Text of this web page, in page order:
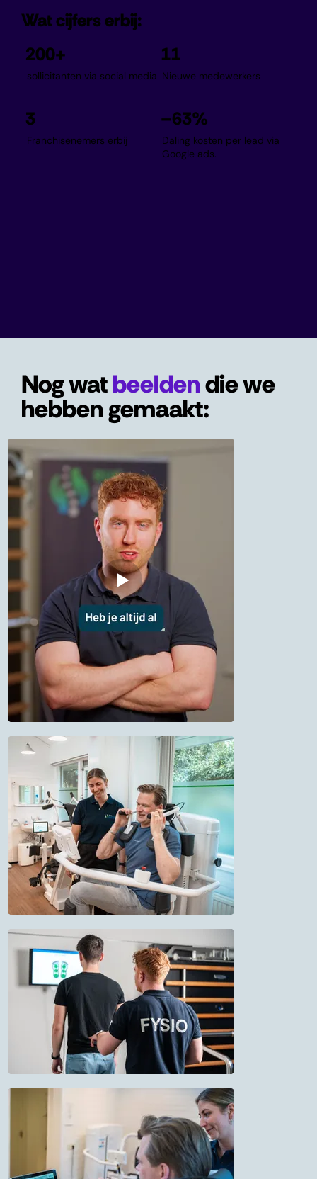
Wat cijfers erbij:
200+
sollicitanten via social media
11
Nieuwe medewerkers
3
Franchisenemers erbij
–63%
Daling kosten per lead via
Google ads.
Nog watbeeldendie we
hebben gemaakt: